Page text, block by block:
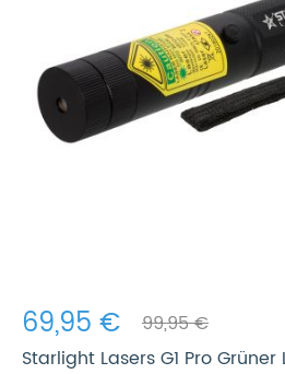
69,95 €
99,95 €
Starlight Lasers G1 Pro